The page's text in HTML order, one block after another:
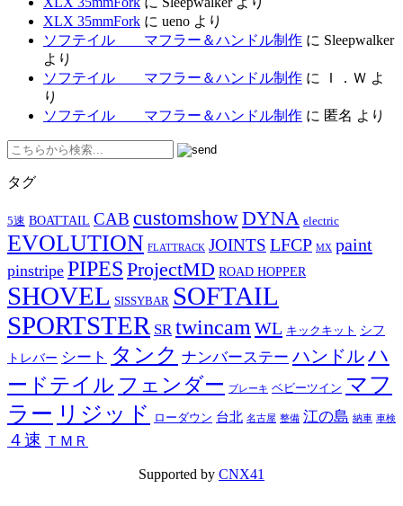
XLX 35mmFork に ueno より
ソフテイル マフラー＆ハンドル制作 に Sleepwalker
より
ソフテイル マフラー＆ハンドル制作 に Ｉ．Ｗ よ
り
ソフテイル マフラー＆ハンドル制作 に 匿名 より
タグ
5速 BOATTAIL CAB customshowDYNA electric
EVOLUTION FLATTRACK JOINTS LFCP MX paint
pinstripe PIPES ProjectMD ROAD HOPPER
SHOVEL SISSYBAR SOFTAIL
SPORTSTER SR twincam WL キックキット シフ
トレバー シート タンク ナンバーステー ハンドルハ
ードテイル フェンダー ブレーキ ベビーツイン マフ
ラー リジッド ローダウン 台北 名古屋 整備 江の島 納車 車検
４速 ＴＭＲ
Supported by CNX41